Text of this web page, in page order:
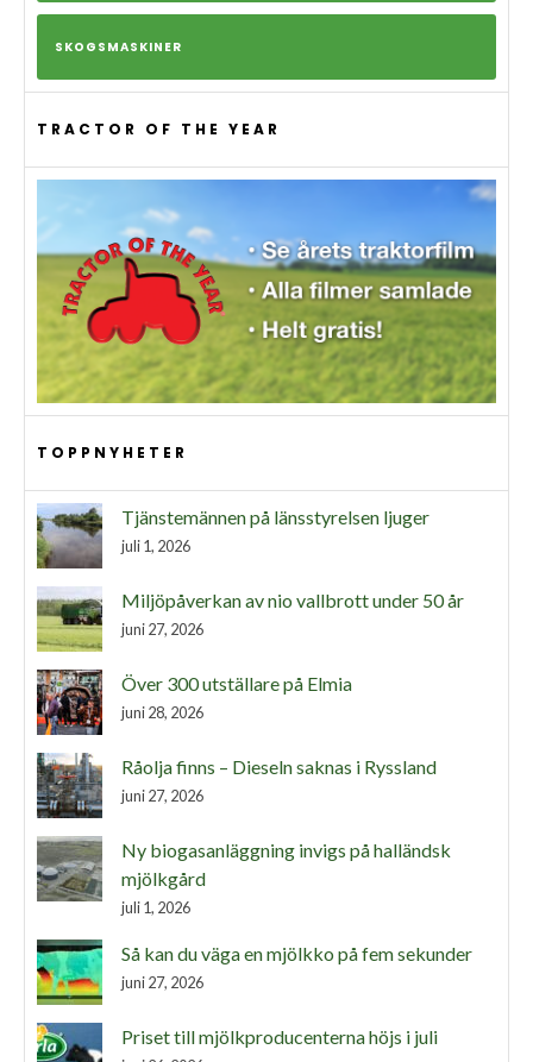
SKOGSMASKINER
TRACTOR OF THE YEAR
TOPPNYHETER
Tjänstemännen på länsstyrelsen ljuger
juli 1, 2026
Miljöpåverkan av nio vallbrott under 50 år
juni 27, 2026
Över 300 utställare på Elmia
juni 28, 2026
Råolja finns – Dieseln saknas i Ryssland
juni 27, 2026
Ny biogasanläggning invigs på halländsk
mjölkgård
juli 1, 2026
Så kan du väga en mjölkko på fem sekunder
juni 27, 2026
Priset till mjölkproducenterna höjs i juli